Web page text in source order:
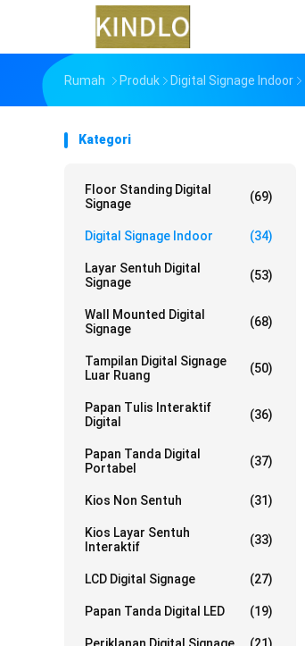
Rumah Produk Digital Signage Indoor
Kategori
Floor Standing Digital
Signage
(69)
Digital Signage Indoor (34)
Layar Sentuh Digital
Signage
(53)
Wall Mounted Digital
Signage
(68)
Tampilan Digital Signage
Luar Ruang
(50)
Papan Tulis Interaktif
Digital
(36)
Papan Tanda Digital
Portabel
(37)
Kios Non Sentuh (31)
Kios Layar Sentuh
Interaktif
(33)
LCD Digital Signage (27)
Papan Tanda Digital LED (19)